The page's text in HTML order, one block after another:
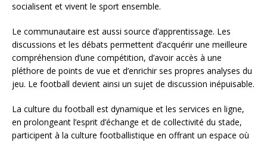
socialisent et vivent le sport ensemble.
Le communautaire est aussi source d’apprentissage. Les
discussions et les débats permettent d’acquérir une meilleure
compréhension d’une compétition, d’avoir accès à une
pléthore de points de vue et d’enrichir ses propres analyses du
jeu. Le football devient ainsi un sujet de discussion inépuisable.
La culture du football est dynamique et les services en ligne,
en prolongeant l’esprit d’échange et de collectivité du stade,
participent à la culture footballistique en offrant un espace où